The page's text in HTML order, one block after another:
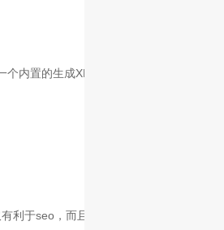
内置的生成XML网站地图的扩展，如果
利于seo，而且人们也可以轻松地知道即